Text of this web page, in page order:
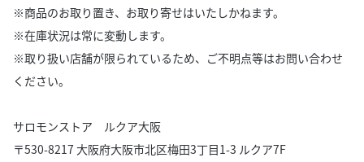
※商品のお取り置き、お取り寄せはいたしかねます。
※在庫状況は常に変動します。
※取り扱い店舗が限られているため、ご不明点等はお問い合わせ
ください。
サロモンストア ルクア大阪
〒530-8217 大阪府大阪市北区梅田3丁目1-3 ルクア7F